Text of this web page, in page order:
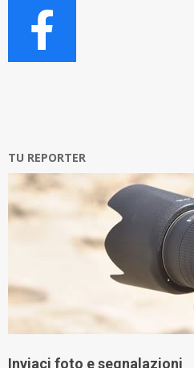
TU REPORTER
Inviaci foto e segnalazioni